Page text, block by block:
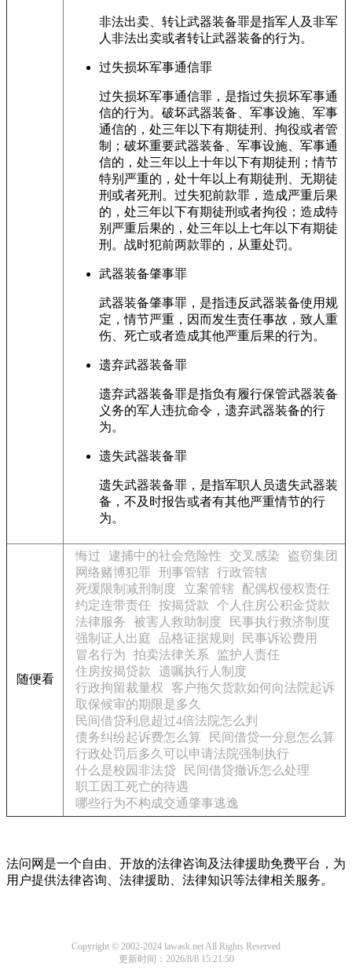
非法出卖、转让武器装备罪是指军人及非军
人非法出卖或者转让武器装备的行为。
过失损坏军事通信罪
过失损坏军事通信罪，是指过失损坏军事通
信的行为。破坏武器装备、军事设施、军事
通信的，处三年以下有期徒刑、拘役或者管
制；破坏重要武器装备、军事设施、军事通
信的，处三年以上十年以下有期徒刑；情节
特别严重的，处十年以上有期徒刑、无期徒
刑或者死刑。过失犯前款罪，造成严重后果
的，处三年以下有期徒刑或者拘役；造成特
别严重后果的，处三年以上七年以下有期徒
刑。战时犯前两款罪的，从重处罚。
武器装备肇事罪
武器装备肇事罪，是指违反武器装备使用规
定，情节严重，因而发生责任事故，致人重
伤、死亡或者造成其他严重后果的行为。
遗弃武器装备罪
遗弃武器装备罪是指负有履行保管武器装备
义务的军人违抗命令，遗弃武器装备的行
为。
遗失武器装备罪
遗失武器装备罪，是指军职人员遗失武器装
备，不及时报告或者有其他严重情节的行
为。
随便看
悔过 逮捕中的社会危险性 交叉感染
盗窃集团
网络赌博犯罪
刑事管辖
行政管辖
死缓限制减刑制度
立案管辖
配偶权侵权责任
约定连带责任 按揭贷款
个人住房公积金贷款
法律服务
被害人救助制度
民事执行救济制度
强制证人出庭
品格证据规则
民事诉讼费用
冒名行为
拍卖法律关系
监护人责任
住房按揭贷款
遗嘱执行人制度
行政拘留裁量权
客户拖欠货款如何向法院起诉
取保候审的期限是多久
民间借贷利息超过4倍法院怎么判
债务纠纷起诉费怎么算
民间借贷一分息怎么算
行政处罚后多久可以申请法院强制执行
什么是校园非法贷
民间借贷撤诉怎么处理
职工因工死亡的待遇
哪些行为不构成交通肇事逃逸
法问网是一个自由、开放的法律咨询及法律援助免费平台，为
用户提供法律咨询、法律援助、法律知识等法律相关服务。
Copyright © 2002-2024 lawask.net All Rights Reserved
更新时间：2026/8/8 15:21:50